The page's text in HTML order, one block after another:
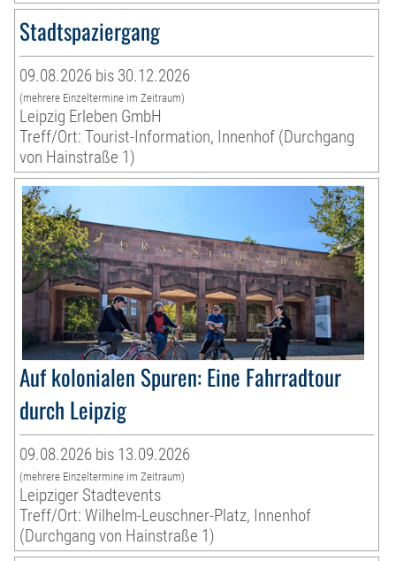
Stadtspaziergang
09.08.2026 bis 30.12.2026
(mehrere Einzeltermine im Zeitraum)
Leipzig Erleben GmbH
Treff/Ort: Tourist-Information, Innenhof (Durchgang
von Hainstraße 1)
Auf kolonialen Spuren: Eine Fahrradtour
durch Leipzig
09.08.2026 bis 13.09.2026
(mehrere Einzeltermine im Zeitraum)
Leipziger Stadtevents
Treff/Ort: Wilhelm-Leuschner-Platz, Innenhof
(Durchgang von Hainstraße 1)